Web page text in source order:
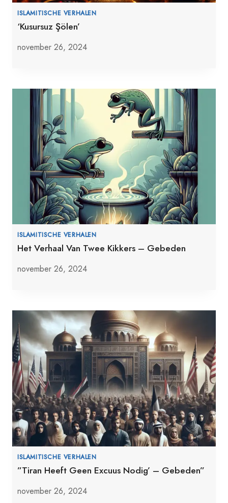
ISLAMITISCHE VERHALEN
‘Kusursuz Şölen’
november 26, 2024
ISLAMITISCHE VERHALEN
Het Verhaal Van Twee Kikkers – Gebeden
november 26, 2024
ISLAMITISCHE VERHALEN
”Tiran Heeft Geen Excuus Nodig’ – Gebeden”
november 26, 2024